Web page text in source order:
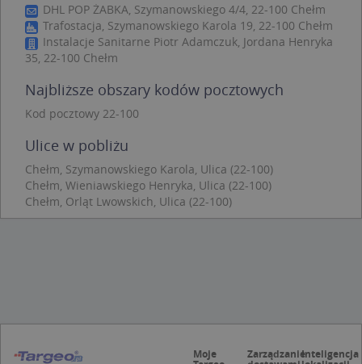
DHL POP ŻABKA, Szymanowskiego 4/4, 22-100 Chełm
Trafostacja, Szymanowskiego Karola 19, 22-100 Chełm
Instalacje Sanitarne Piotr Adamczuk, Jordana Henryka
35, 22-100 Chełm
Najbliższe obszary kodów pocztowych
Kod pocztowy 22-100
Ulice w pobliżu
Chełm, Szymanowskiego Karola, Ulica (22-100)
Chełm, Wieniawskiego Henryka, Ulica (22-100)
Chełm, Orląt Lwowskich, Ulica (22-100)
Moje ZarządzanieInteligencja
Niezbędne Wydajność
Targetowanie
Funkcjonalność
Niesklasyfikowane
podstawowych funkcji strony internetowej, takich
jak logowanie użytkownika i zarządzanie kontem.
Bez niezbędnych plików cookie nie można
prawidłowo korzystać ze strony internetowej.
Nazwa
APPSESSID .targeo.pl
CookieScriptConsent
CookieScript
.targeo.pl